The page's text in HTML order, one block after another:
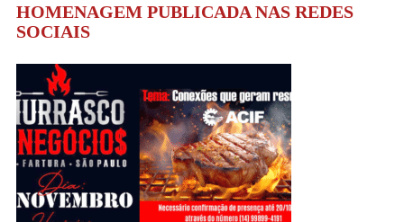
HOMENAGEM PUBLICADA NAS REDES
SOCIAIS